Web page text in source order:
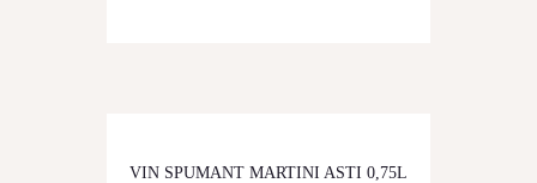
VIN SPUMANT MARTINI ASTI 0,75L